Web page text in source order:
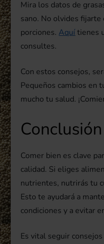
Mira los datos de
sano. No olvides fijarte
porciones. Aquítienes
consultes.
Con estos consejos,
Pequeños cambios en
mucho tu salud.
Conclusión
Comer bien es clave
calidad. Si eliges
nutrientes, nutrirás tu
Esto te ayudará a
condiciones y a evitar
Es vital seguir